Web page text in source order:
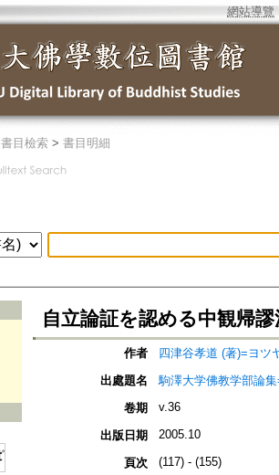
網站導覽
書目檢索 > 書目明細
自立論証を認める中観帰
作者
四津谷孝道 (著)=ヨツ
出處題名
駒澤大学佛教学部論
卷期
v.36
出版日期 2005.10
頁次 (117) - (155)